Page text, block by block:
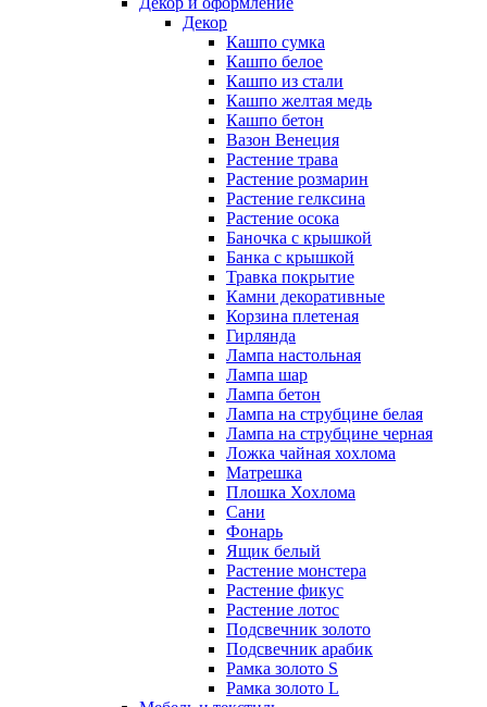
Декор
Кашпо сумка
Кашпо белое
Кашпо из стали
Кашпо желтая медь
Кашпо бетон
Вазон Венеция
Растение трава
Растение розмарин
Растение гелксина
Растение осока
Баночка с крышкой
Банка с крышкой
Травка покрытие
Камни декоративные
Корзина плетеная
Гирлянда
Лампа настольная
Лампа шар
Лампа бетон
Лампа на струбцине белая
Лампа на струбцине черная
Ложка чайная хохлома
Матрешка
Плошка Хохлома
Сани
Фонарь
Ящик белый
Растение монстера
Растение фикус
Растение лотос
Подсвечник золото
Подсвечник арабик
Рамка золото S
Рамка золото L